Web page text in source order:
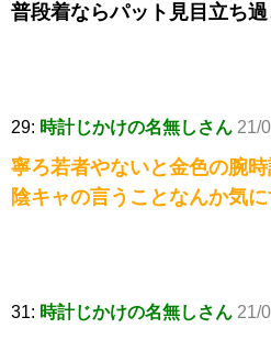
普段着ならパット見目立ち
29: 時計じかけの名無しさん 21/
寧ろ若者やないと金色の腕
陰キャの言うことなんか気
31: 時計じかけの名無しさん 21/